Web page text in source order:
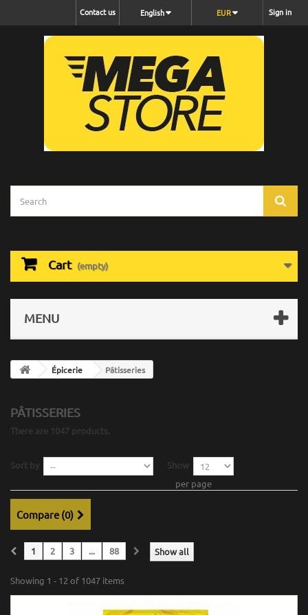
Sign in
EUR
English
Contact us
Cart (empty)
MENU
Épicerie Pâtisseries
PÂTISSERIES
There are 1047 products.
Sort by
Show
per page
Compare (0)
Show all
1 2 3 ... 88
Showing 1 - 12 of 1047 items